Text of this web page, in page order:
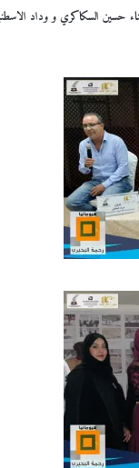
حسين السكاكري و وداد